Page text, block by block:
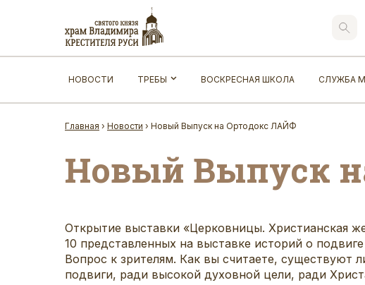
НОВОСТИ ТРЕБЫ ВОСКРЕСНАЯ ШКОЛА СЛУЖБА
Главная › Новости › Новый Выпуск на Ортодокс ЛАЙФ
Новый Выпуск
Открытие выставки «Церковницы. Христианская
10 представленных на выставке историй о
Вопрос к зрителям. Как вы считаете,
подвиги, ради высокой духовной цели, ради